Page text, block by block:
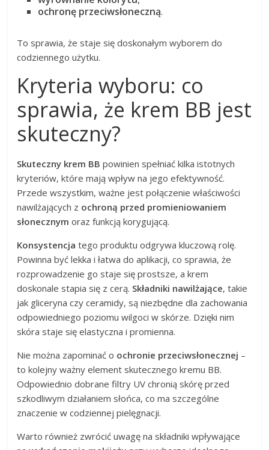
ochronę przeciwsłoneczną.
To sprawia, że staje się doskonałym wyborem do
codziennego użytku.
Kryteria wyboru: co
sprawia, że krem BB jest
skuteczny?
Skuteczny krem BB powinien spełniać kilka istotnych
kryteriów, które mają wpływ na jego efektywność.
Przede wszystkim, ważne jest połączenie właściwości
nawilżających z ochroną przed promieniowaniem
słonecznym oraz funkcją korygującą.
Konsystencja tego produktu odgrywa kluczową rolę.
Powinna być lekka i łatwa do aplikacji, co sprawia, że
rozprowadzenie go staje się prostsze, a krem
doskonale stapia się z cerą. Składniki nawilżające, takie
jak gliceryna czy ceramidy, są niezbędne dla zachowania
odpowiedniego poziomu wilgoci w skórze. Dzięki nim
skóra staje się elastyczna i promienna.
Nie można zapominać o ochronie przeciwsłonecznej –
to kolejny ważny element skutecznego kremu BB.
Odpowiednio dobrane filtry UV chronią skórę przed
szkodliwym działaniem słońca, co ma szczególne
znaczenie w codziennej pielęgnacji.
Warto również zwrócić uwagę na składniki wpływające